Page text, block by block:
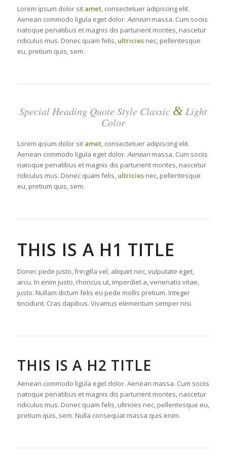
Lorem ipsum dolor sit amet, consectetuer adipiscing elit.
Aenean commodo ligula eget dolor. Aeneanmassa. Cum sociis
natoque penatibus et magnis dis parturient montes, nascetur
ridiculus mus. Donec quam felis, ultriciesnec, pellentesque
eu, pretium quis, sem.
Special Heading Quote Style Classic &Light
Color
Lorem ipsum dolor sit amet, consectetuer adipiscing elit.
Aenean commodo ligula eget dolor. Aeneanmassa. Cum sociis
natoque penatibus et magnis dis parturient montes, nascetur
ridiculus mus. Donec quam felis, ultriciesnec, pellentesque
eu, pretium quis, sem.
THIS IS A H1 TITLE
Donec pede justo, fringilla vel, aliquet nec, vulputate eget,
arcu. In enim justo, rhoncus ut, imperdiet a, venenatis vitae,
justo. Nullam dictum felis eu pede mollis pretium. Integer
tincidunt. Cras dapibus. Vivamus elementum semper nisi.
THIS IS A H2 TITLE
Aenean commodo ligula eget dolor. Aenean massa. Cum sociis
natoque penatibus et magnis dis parturient montes, nascetur
ridiculus mus. Donec quam felis, ultricies nec, pellentesque eu,
pretium quis, sem. Nulla consequat massa quis enim.